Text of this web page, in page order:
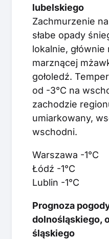
lubelskiego
Zachmurzenie
słabe opady
lokalnie, głównie
marznącej
gołoledź.
od -3°C na
zachodzie
umiarkowany,
wschodni.
Warszawa -
Łódź -1°C
Lublin -1°C
Prognoza
dolnośląskiego,
śląskiego